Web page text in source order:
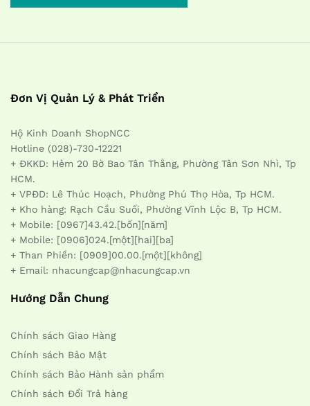
Đơn Vị Quản Lý & Phát Triển
Hộ Kinh Doanh ShopNCC
Hotline (028)-730-12221
+ ĐKKD: Hẻm 20 Bờ Bao Tân Thắng, Phường Tân Sơn Nhì, Tp
HCM.
+ VPĐD: Lê Thúc Hoạch, Phường Phú Thọ Hòa, Tp HCM.
+ Kho hàng: Rạch Cầu Suối, Phường Vĩnh Lộc B, Tp HCM.
+ Mobile: [0967]43.42.[bốn][năm]
+ Mobile: [0906]024.[một][hai][ba]
+ Than Phiền: [0909]00.00.[một][không]
+ Email: nhacungcap@nhacungcap.vn
Hướng Dẫn Chung
Chính sách Giao Hàng
Chính sách Bảo Mật
Chính sách Bảo Hành sản phẩm
Chính sách Đổi Trả hàng